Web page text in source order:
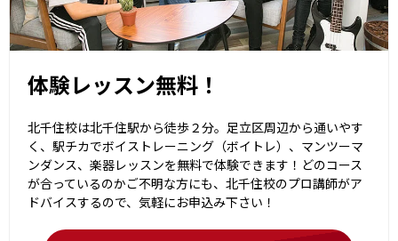
体験レッスン無料！
北千住校は北千住駅から徒歩２分。足立区周辺から通いやす
く、駅チカでボイストレーニング（ボイトレ）、マンツーマ
ンダンス、楽器レッスンを無料で体験できます！どのコース
が合っているのかご不明な方にも、北千住校のプロ講師がア
ドバイスするので、気軽にお申込み下さい！